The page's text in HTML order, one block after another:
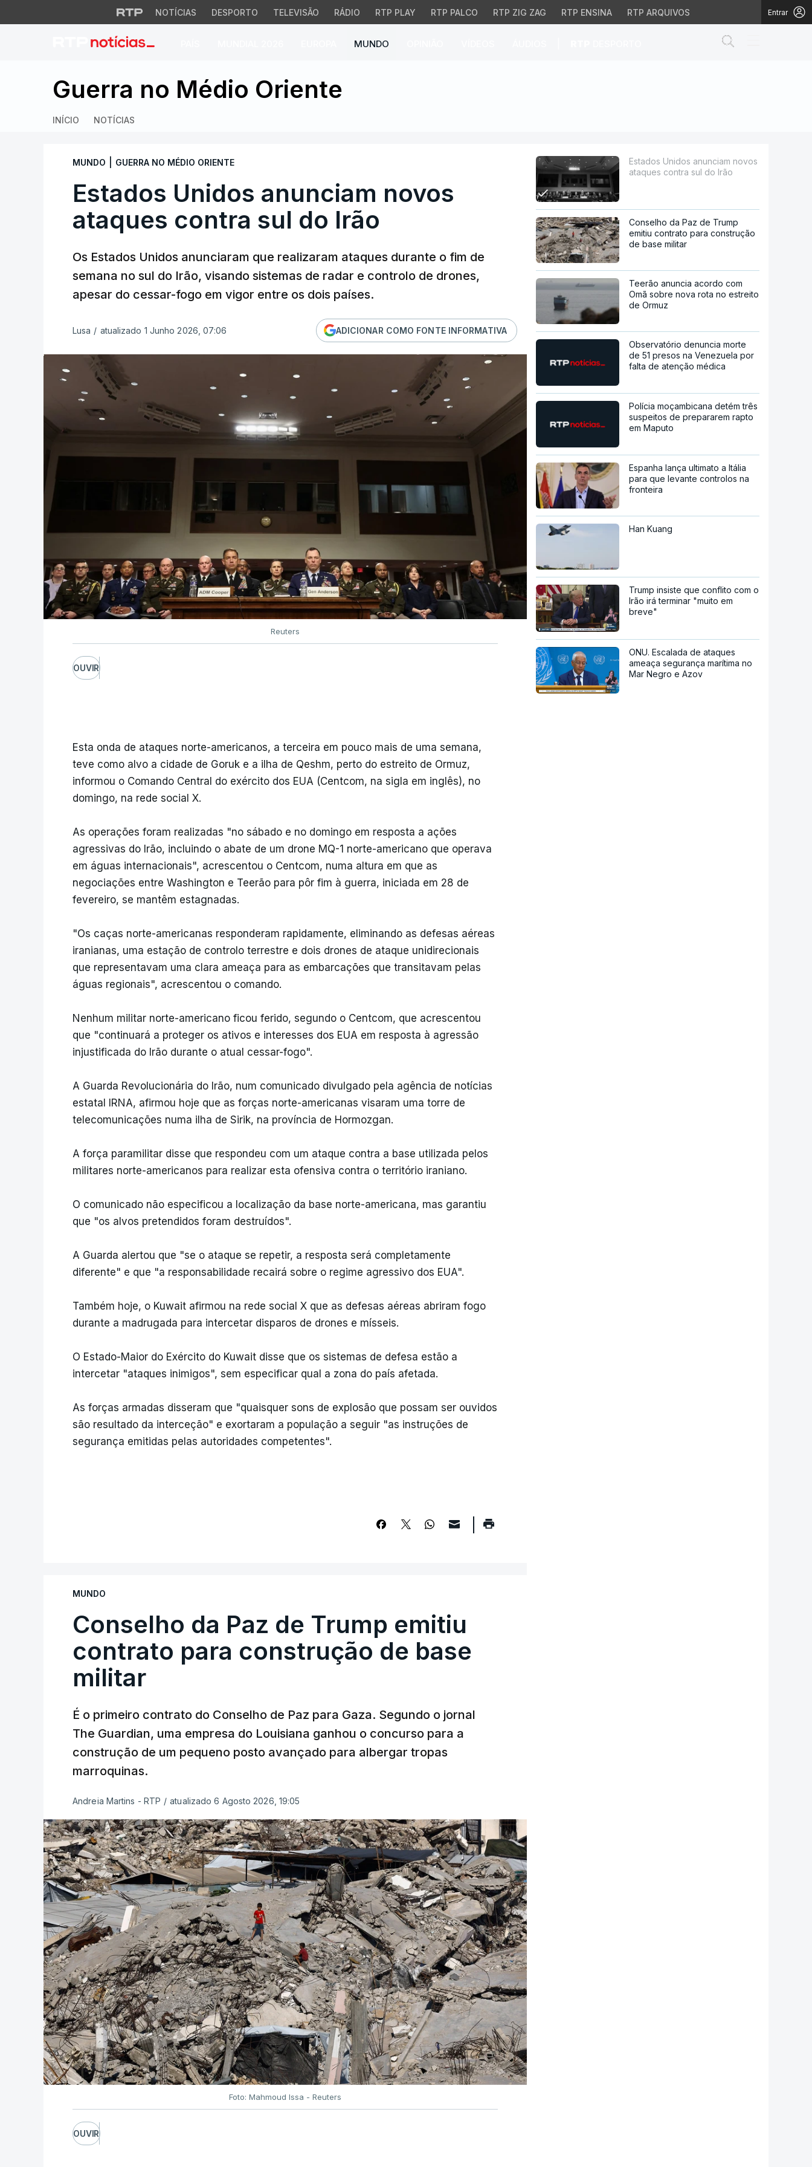
NOTÍCIAS DESPORTO TELEVISÃO RÁDIO RTP PLAY RTP PALCO RTP ZIG ZAG RTP ENSINA RTP ARQUIVOS Entrar
MUNDO
Estados Unidos anunciam novos ataques contra sul do Irão
Guerra no Médio Oriente
INÍCIO NOTÍCIAS
MUNDO GUERRA NO MÉDIO ORIENTE
Estados Unidos anunciam novos
ataques contra sul do Irão
Os Estados Unidos anunciaram que realizaram ataques durante o fim de
semana no sul do Irão, visando sistemas de radar e controlo de drones,
apesar do cessar-fogo em vigor entre os dois países.
Lusa / atualizado 1 Junho 2026, 07:06 ADICIONAR COMO FONTE INFORMATIVA
Reuters
OUVIR
Esta onda de ataques norte-americanos, a terceira em pouco mais de uma semana,
teve como alvo a cidade de Goruk e a ilha de Qeshm, perto do estreito de Ormuz,
informou o Comando Central do exército dos EUA (Centcom, na sigla em inglês), no
domingo, na rede social X.
As operações foram realizadas "no sábado e no domingo em resposta a ações
agressivas do Irão, incluindo o abate de um drone MQ-1 norte-americano que operava
em águas internacionais", acrescentou o Centcom, numa altura em que as
negociações entre Washington e Teerão para pôr fim à guerra, iniciada em 28 de
fevereiro, se mantêm estagnadas.
"Os caças norte-americanas responderam rapidamente, eliminando as defesas aéreas
iranianas, uma estação de controlo terrestre e dois drones de ataque unidirecionais
que representavam uma clara ameaça para as embarcações que transitavam pelas
águas regionais", acrescentou o comando.
Nenhum militar norte-americano ficou ferido, segundo o Centcom, que acrescentou
que "continuará a proteger os ativos e interesses dos EUA em resposta à agressão
injustificada do Irão durante o atual cessar-fogo".
A Guarda Revolucionária do Irão, num comunicado divulgado pela agência de notícias
estatal IRNA, afirmou hoje que as forças norte-americanas visaram uma torre de
telecomunicações numa ilha de Sirik, na província de Hormozgan.
A força paramilitar disse que respondeu com um ataque contra a base utilizada pelos
militares norte-americanos para realizar esta ofensiva contra o território iraniano.
O comunicado não especificou a localização da base norte-americana, mas garantiu
que "os alvos pretendidos foram destruídos".
A Guarda alertou que "se o ataque se repetir, a resposta será completamente
diferente" e que "a responsabilidade recairá sobre o regime agressivo dos EUA".
Também hoje, o Kuwait afirmou na rede social X que as defesas aéreas abriram fogo
durante a madrugada para intercetar disparos de drones e mísseis.
O Estado-Maior do Exército do Kuwait disse que os sistemas de defesa estão a
intercetar "ataques inimigos", sem especificar qual a zona do país afetada.
As forças armadas disseram que "quaisquer sons de explosão que possam ser ouvidos
são resultado da interceção" e exortaram a população a seguir "as instruções de
segurança emitidas pelas autoridades competentes".
MUNDO
Conselho da Paz de Trump emitiu
contrato para construção de base
militar
É o primeiro contrato do Conselho de Paz para Gaza. Segundo o jornal
The Guardian, uma empresa do Louisiana ganhou o concurso para a
construção de um pequeno posto avançado para albergar tropas
marroquinas.
Andreia Martins - RTP / atualizado 6 Agosto 2026, 19:05
Foto: Mahmoud Issa - Reuters
OUVIR
Estados Unidos anunciam novos
ataques contra sul do Irão
Conselho da Paz de Trump
emitiu contrato para construção
de base militar
Teerão anuncia acordo com
Omã sobre nova rota no estreito
de Ormuz
Observatório denuncia morte
de 51 presos na Venezuela por
falta de atenção médica
Polícia moçambicana detém três
suspeitos de prepararem rapto
em Maputo
Espanha lança ultimato a Itália
para que levante controlos na
fronteira
Han Kuang
Trump insiste que conflito com o
Irão irá terminar "muito em
breve"
ONU. Escalada de ataques
ameaça segurança marítima no
Mar Negro e Azov